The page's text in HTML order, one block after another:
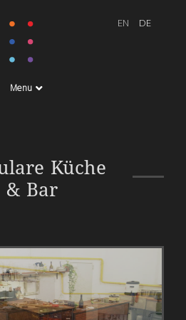
Menu
Küche
& Bar
für
Kunstkanal